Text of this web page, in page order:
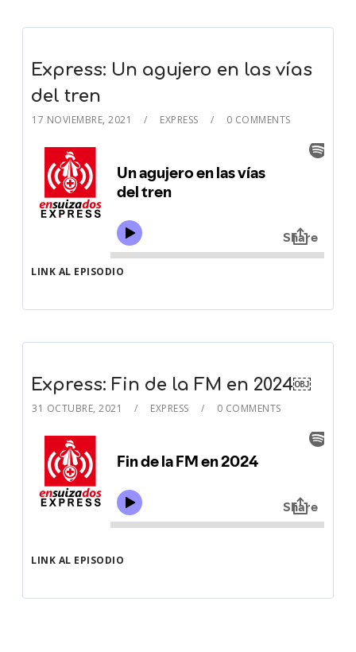
Express: Un agujero en las vías
del tren
17 NOVIEMBRE, 2021 EXPRESS 0 COMMENTS
LINK AL EPISODIO
Express: Fin de la FM en 2024￼
31 OCTUBRE, 2021 EXPRESS 0 COMMENTS
LINK AL EPISODIO